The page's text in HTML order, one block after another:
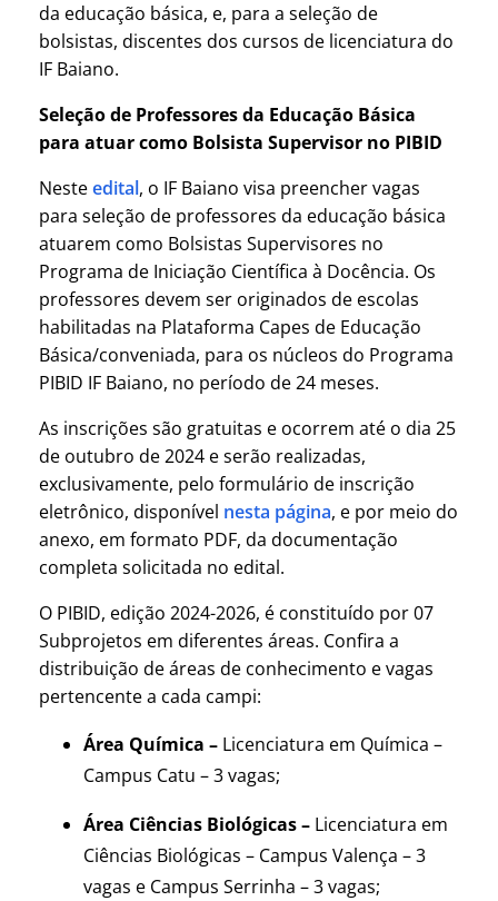
da educação básica, e, para a seleção de
bolsistas, discentes dos cursos de licenciatura do
IF Baiano.
Seleção de Professores da Educação Básica
para atuar como Bolsista Supervisor no PIBID
Nesteedital, o IF Baiano visa preencher vagas
para seleção de professores da educação básica
atuarem como Bolsistas Supervisores no
Programa de Iniciação Científica à Docência. Os
professores devem ser originados de escolas
habilitadas na Plataforma Capes de Educação
Básica/conveniada, para os núcleos do Programa
PIBID IF Baiano, no período de 24 meses.
As inscrições são gratuitas e ocorrem até o dia 25
de outubro de 2024 e serão realizadas,
exclusivamente, pelo formulário de inscrição
eletrônico, disponível nesta página, e por meio do
anexo, em formato PDF, da documentação
completa solicitada no edital.
O PIBID, edição 2024-2026, é constituído por 07
Subprojetos em diferentes áreas. Confira a
distribuição de áreas de conhecimento e vagas
pertencente a cada campi:
Área Química – Licenciatura em Química –
Campus Catu – 3 vagas;
Área Ciências Biológicas – Licenciatura em
Ciências Biológicas – Campus Valença – 3
vagas e Campus Serrinha – 3 vagas;